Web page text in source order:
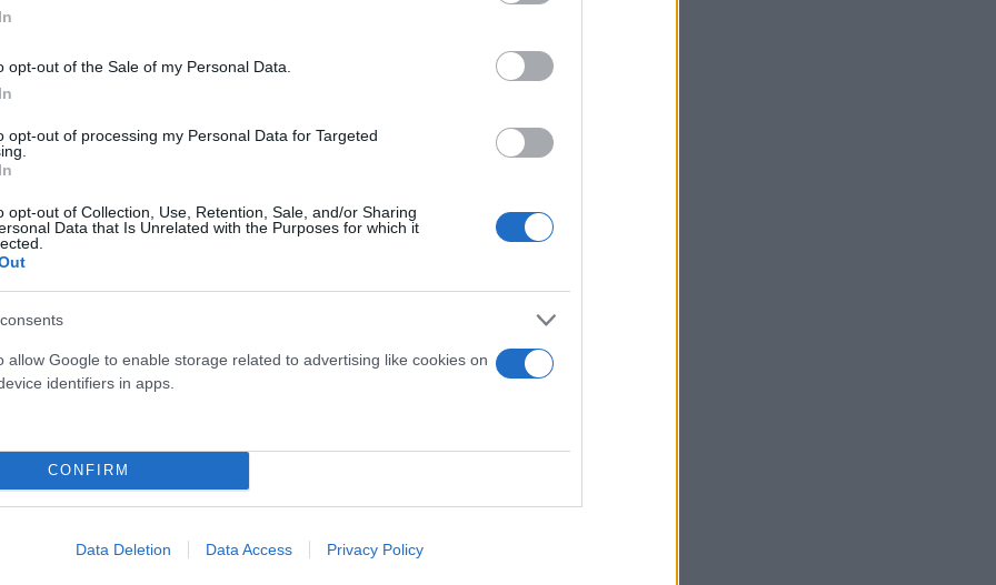
opt-out of the Sale of my Personal Data.
opt-out of processing my Personal Data for Targeted
opt-out of Collection, Use, Retention, Sale, and/or Sharing
Data that Is Unrelated with the Purposes for which it
allow Google to enable storage related to advertising like cookies on
identifiers in apps.
CONFIRM
Data Deletion Data Access Privacy Policy
δήλωνε: "Βρισκόμαστε σε κατάσταση πολέμου με τη
η Ελλάδα διέκοψε τη συνεργασία της με τη Ρωσία,
Διαλύθηκε ένα ολόκληρο φάσμα της ρωσο-ελληνικής
τον πολιτισμό και τα ανθρωπιστικά ζητήματα. Έπειτα από
προσέγγιση της επίσημης Αθήνας προς τη χώρα μας.
και αβάσιμες ρωσοφοβικές κατηγορίες εναντίον μας.
της Ελλάδας.
και πυρομαχικά στην Ουκρανία, τα οποία οι ουκρανικές
των αμάχων στο Ντονμπάς, στις περιοχές Ζαπορόζιε και
χώρας μας. Και όλα αυτά παρά το γεγονός ότι εκεί εδώ και
τεράστια, φιλειρηνική, αγαπάει την ιστορική της
και τις επαφές και ποτέ δεν συνέβαλε σε αρνητικές
εκεί ζουν τα αδέρφια τους που διατηρούν σχέσεις με την
Αθήνας τους προκαλούν έναν κολοσσιαίο αριθμό όχι μόνο